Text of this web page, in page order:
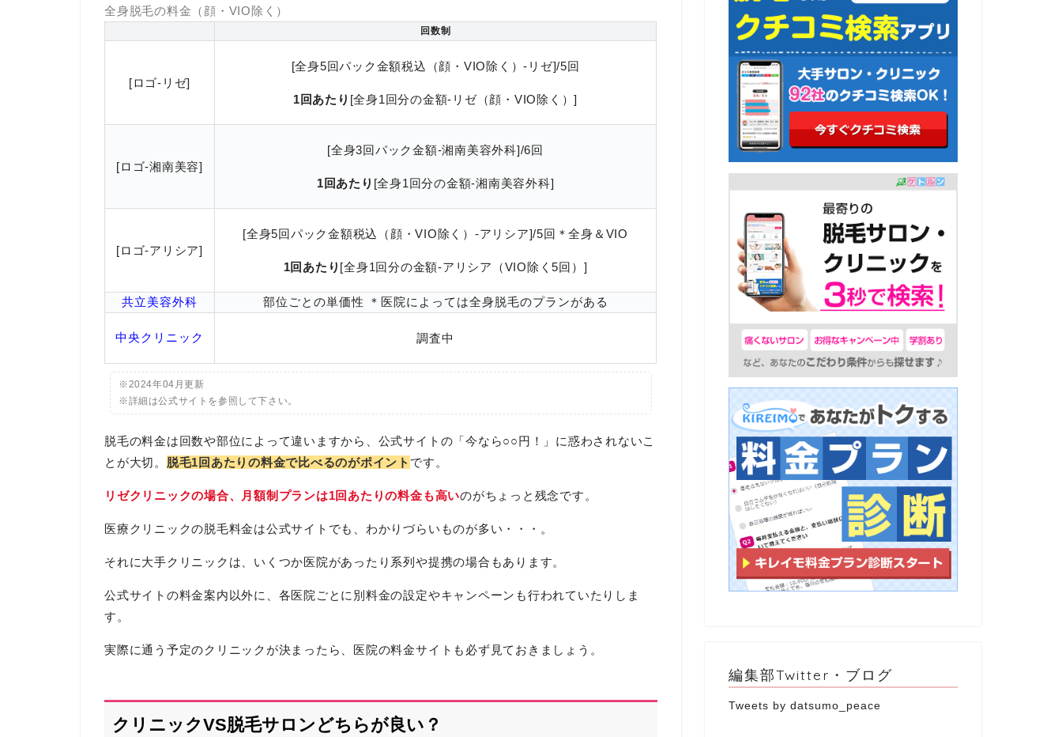
全身脱毛の料金（顔・VIO除く）
回数制
[ロゴ-リゼ]
[全身5回パック金額税込（顔・VIO除く）-リゼ]/5回
1回あたり [全身1回分の金額-リゼ（顔・VIO除く）]
[ロゴ-湘南美容]
[全身3回パック金額-湘南美容外科]/6回
1回あたり [全身1回分の金額-湘南美容外科]
[ロゴ-アリシア]
[全身5回パック金額税込（顔・VIO除く）-アリシア]/5回＊全身＆VIO
1回あたり [全身1回分の金額-アリシア（VIO除く5回）]
共立美容外科 部位ごとの単価性 ＊医院によっては全身脱毛のプランがある
中央クリニック 調査中
※2024年04月更新
※詳細は公式サイトを参照して下さい。
脱毛の料金は回数や部位によって違いますから、公式サイトの「今なら○○円！」に惑わされないこ
とが大切。 脱毛1回あたりの料金で比べるのがポイント です。
リゼクリニックの場合、月額制プランは1回あたりの料金も高いのがちょっと残念です。
医療クリニックの脱毛料金は公式サイトでも、わかりづらいものが多い・・・。
それに大手クリニックは、いくつか医院があったり系列や提携の場合もあります。
公式サイトの料金案内以外に、各医院ごとに別料金の設定やキャンペーンも行われていたりしま
す。
実際に通う予定のクリニックが決まったら、医院の料金サイトも必ず見ておきましょう。
クリニックVS脱毛サロンどちらが良い？
編集部Twitter・ブログ
Tweets by datsumo_peace